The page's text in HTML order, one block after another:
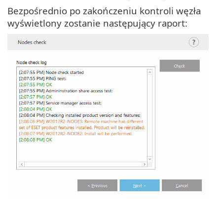
Bezpośrednio po zakończeniu kontroli węzła
wyświetlony zostanie następujący raport: